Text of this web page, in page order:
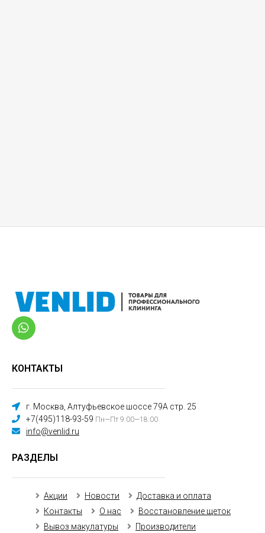
КОНТАКТЫ
г. Москва, Алтуфьевское шоссе 79А стр. 25
+7(495)118-93-59 Пн—Пт 9:00—18:00
info@venlid.ru
РАЗДЕЛЫ
Акции Новости
Доставка и оплата
Контакты
О нас
Восстановление щеток
Вывоз макулатуры
Производители